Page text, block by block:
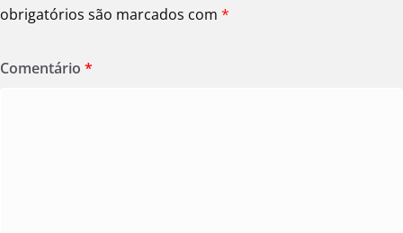
obrigatórios são marcados com *
Comentário *